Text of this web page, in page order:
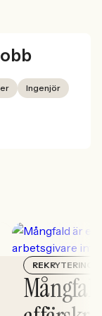
Ingenjör
REKRYTERING